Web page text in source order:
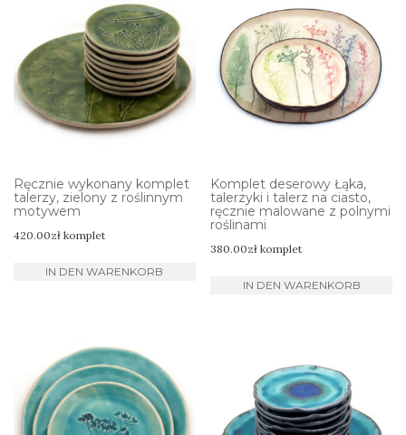
Ręcznie wykonany komplet
talerzy, zielony z roślinnym
motywem
420.00zł komplet
IN DEN WARENKORB
Komplet deserowy Łąka,
talerzyki i talerz na ciasto,
ręcznie malowane z polnymi
roślinami
380.00zł komplet
IN DEN WARENKORB